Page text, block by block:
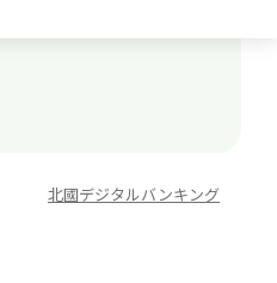
北國デジタルバンキング